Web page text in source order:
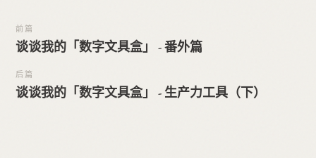
前篇
谈谈我的「数字文具盒」 - 番外篇
后篇
谈谈我的「数字文具盒」 - 生产力工具（下）